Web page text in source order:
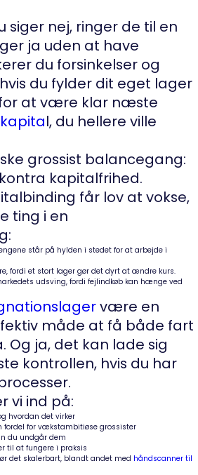
siger nej, ringer de til en
ja uden at have
du forsinkelser og
du fylder dit eget lager
at være klar næste
l, du hellere ville
grossist balancegang:
kapitalfrihed.
får lov at vokse,
ting i en
står på hylden i stedet for at arbejde i
fordi et stort lager gør det dyrt at ændre kurs.
udsving, fordi fejlindkøb kan hænge ved
være en
måde at få både fart
Og ja, det kan lade sig
kontrollen, hvis du har
vi ind på:
hvordan det virker
fordel for vækstambitiøse grossister
du undgår dem
til at fungere i praksis
det skalerbart, blandt andet med håndscanner til